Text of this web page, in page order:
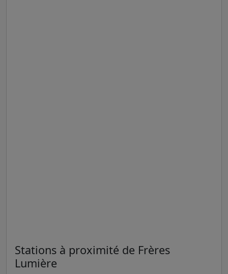
Stations à proximité de Frères
Lumière